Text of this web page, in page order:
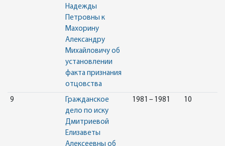
Надежды
Петровны к
Махорину
Александру
Михайловичу об
установлении
факта признания
отцовства
9
Гражданское
дело по иску
Дмитриевой
Елизаветы
Алексеевны об
1981 – 1981 10